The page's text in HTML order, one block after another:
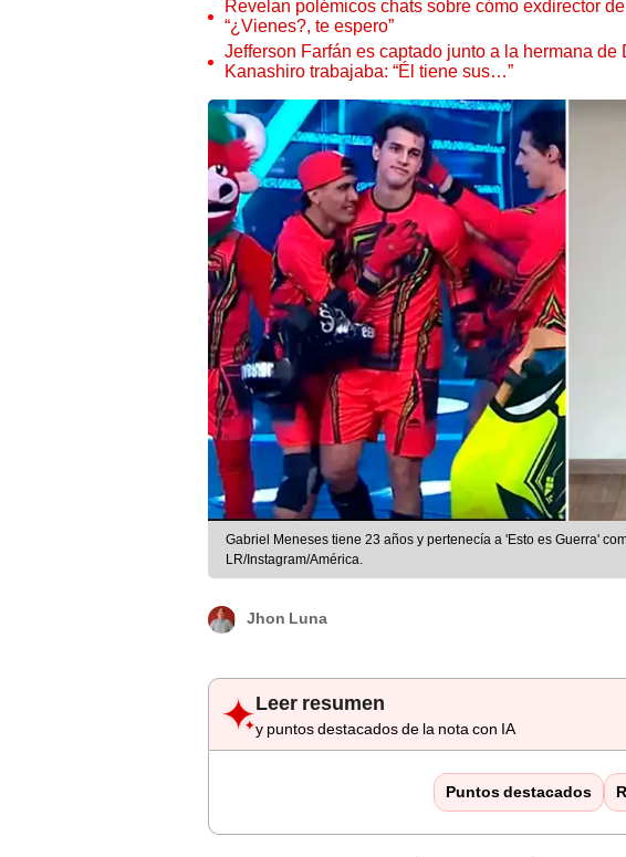
Revelan polémicos chats sobre cómo exdirector
“¿Vienes?, te espero”
Jefferson Farfán es captado junto a la hermana
Kanashiro trabajaba: “Él tiene sus…”
Gabriel Meneses tiene 23 años y pertenecía a 'Esto es Guerra'
LR/Instagram/América.
Jhon Luna
Leer resumen
y puntos destacados de la nota con IA
Puntos destacados